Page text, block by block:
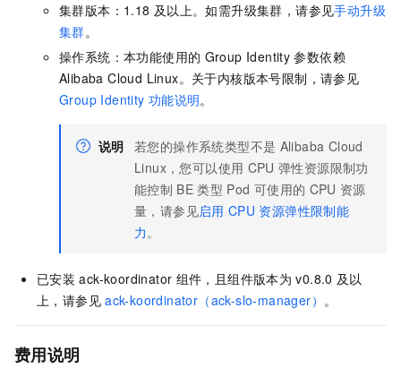
集群版本：1.18 及以上。如需升级集群，请参见手动升级
集群。
操作系统：本功能使用的 Group Identity 参数依赖
Alibaba Cloud Linux。关于内核版本号限制，请参见
Group Identity 功能说明。
说明 若您的操作系统类型不是 Alibaba Cloud
Linux，您可以使用 CPU 弹性资源限制功
能控制 BE 类型 Pod 可使用的 CPU 资源
量，请参见启用 CPU 资源弹性限制能
力。
已安装 ack-koordinator 组件，且组件版本为 v0.8.0 及以
上，请参见 ack-koordinator（ack-slo-manager） 。
费用说明